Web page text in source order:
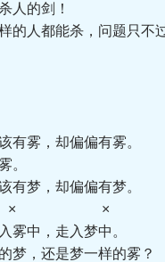
人的剑！
人都能杀，问题只不
雾，却偏偏有雾。
。
梦，却偏偏有梦。
× ×
中，走入梦中。
，还是梦一样的雾？